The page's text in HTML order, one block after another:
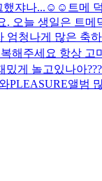
했쟈나...☺️☺️ 트메
오늘 생일은 트
엄청나게 많은 축
해주세요 항상 고
밌게 놀고있나아
PLEASURE앨범